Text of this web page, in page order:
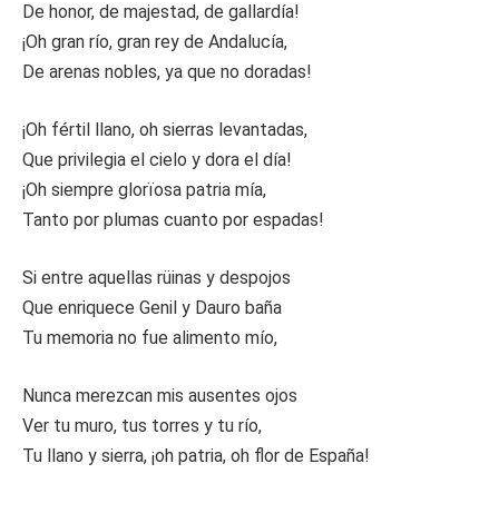
De honor, de majestad, de gallardía!
¡Oh gran río, gran rey de Andalucía,
De arenas nobles, ya que no doradas!
¡Oh fértil llano, oh sierras levantadas,
Que privilegia el cielo y dora el día!
¡Oh siempre glorïosa patria mía,
Tanto por plumas cuanto por espadas!
Si entre aquellas rüinas y despojos
Que enriquece Genil y Dauro baña
Tu memoria no fue alimento mío,
Nunca merezcan mis ausentes ojos
Ver tu muro, tus torres y tu río,
Tu llano y sierra, ¡oh patria, oh flor de España!